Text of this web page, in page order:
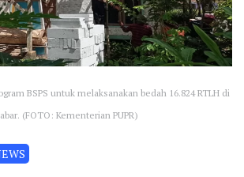
BSPS untuk melaksanakan bedah 16.824 RTLH di
(FOTO: Kementerian PUPR)